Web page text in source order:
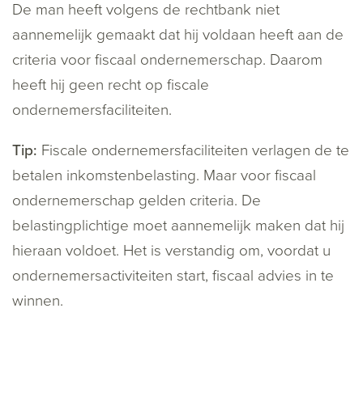
De man heeft volgens de rechtbank niet
aannemelijk gemaakt dat hij voldaan heeft aan de
criteria voor fiscaal ondernemerschap. Daarom
heeft hij geen recht op fiscale
ondernemersfaciliteiten.
Tip: Fiscale ondernemersfaciliteiten verlagen de te
betalen inkomstenbelasting. Maar voor fiscaal
ondernemerschap gelden criteria. De
belastingplichtige moet aannemelijk maken dat hij
hieraan voldoet. Het is verstandig om, voordat u
ondernemersactiviteiten start, fiscaal advies in te
winnen.